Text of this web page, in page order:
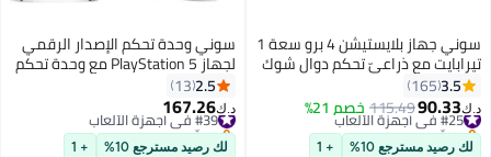
سوني جهاز بلايستيشن 4 برو سعة 1
تيرابايت مع ذراعيّ تحكم دوال شوك
3.5
165
د.ك‏90.33
115.49خصم 21% #25 في أجهزة الألعاب
بتخلّص بسرعة
#25 في أجهزة الألعاب
لك رصيد مسترجع 10% + 1
سوني وحدة تحكم الإصدار الرقمي
لجهاز PlayStation 5 مع وحدة تحكم
(الإصدار الدولي)
2.5
13
د.ك‏167.26
#39 في أجهزة الألعاب
بتخلّص بسرعة
#39 في أجهزة الألعاب
لك رصيد مسترجع 10% + 1